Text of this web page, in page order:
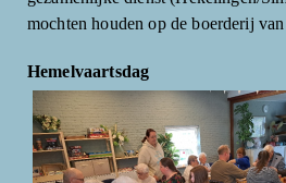
mochten houden op de boerderij
Hemelvaartsdag